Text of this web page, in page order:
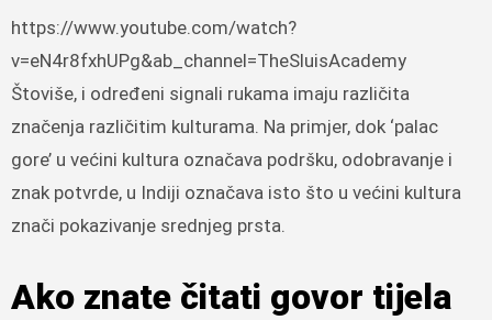
https://www.youtube.com/watch?
v=eN4r8fxhUPg&ab_channel=TheSluisAcademy
Štoviše, i određeni signali rukama imaju različita
značenja različitim kulturama. Na primjer, dok ‘palac
gore’ u većini kultura označava podršku, odobravanje i
znak potvrde, u Indiji označava isto što u većini kultura
znači pokazivanje srednjeg prsta.
Ako znate čitati govor tijela